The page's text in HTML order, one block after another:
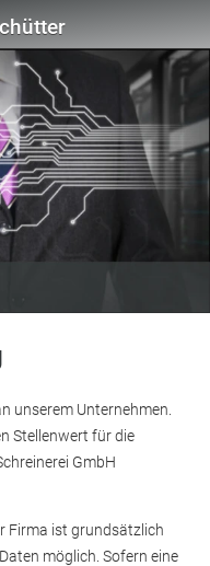
unserem Unternehmen.
Stellenwert für die
GmbH
Firma ist grundsätzlich
möglich. Sofern eine